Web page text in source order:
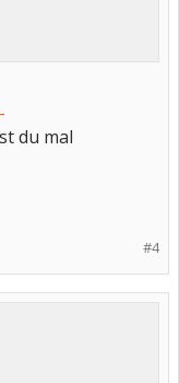
du mal
#4